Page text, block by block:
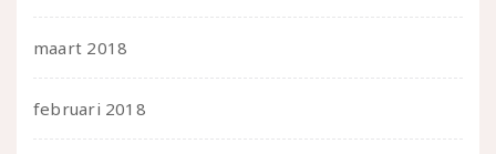
maart 2018
februari 2018